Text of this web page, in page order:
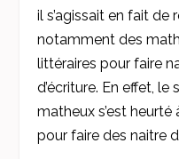
il s’agissait en fait de
notamment des
littéraires pour faire
d’écriture. En effet,
matheux s’est
pour faire des naitre